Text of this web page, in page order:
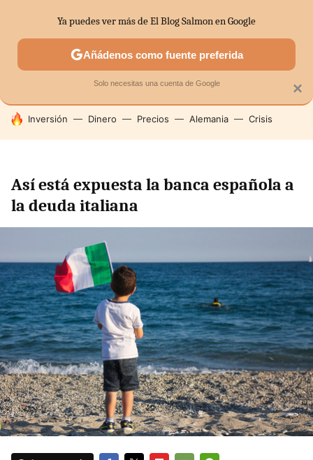
SECTORES ECONOMÍA DOMÉSTICA MERCADOS
HOY SE HABLA DE
Inversión Dinero Precios Alemania Crisis
Así está expuesta la banca española a
la deuda italiana
×
Ya puedes ver más de El Blog Salmon en Google
Añádenos como fuente preferida
Solo necesitas una cuenta de Google